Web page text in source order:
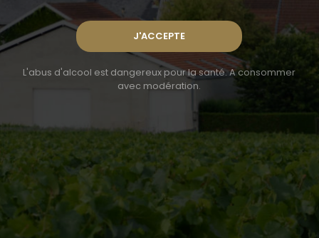
L'abus d'alcool est dangereux pour la santé. A consommer
avec modération.